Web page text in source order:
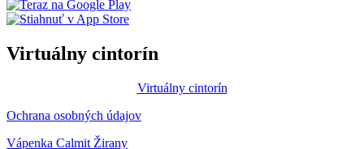
Virtuálny cintorín
Virtuálny cintorín
Ochrana osobných údajov
Vápenka Calmit Žirany